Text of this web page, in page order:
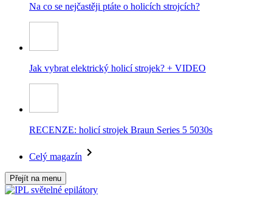
Na co se nejčastěji ptáte o holicích strojcích?
Jak vybrat elektrický holicí strojek? + VIDEO
RECENZE: holicí strojek Braun Series 5 5030s
Celý magazín
Přejít na menu